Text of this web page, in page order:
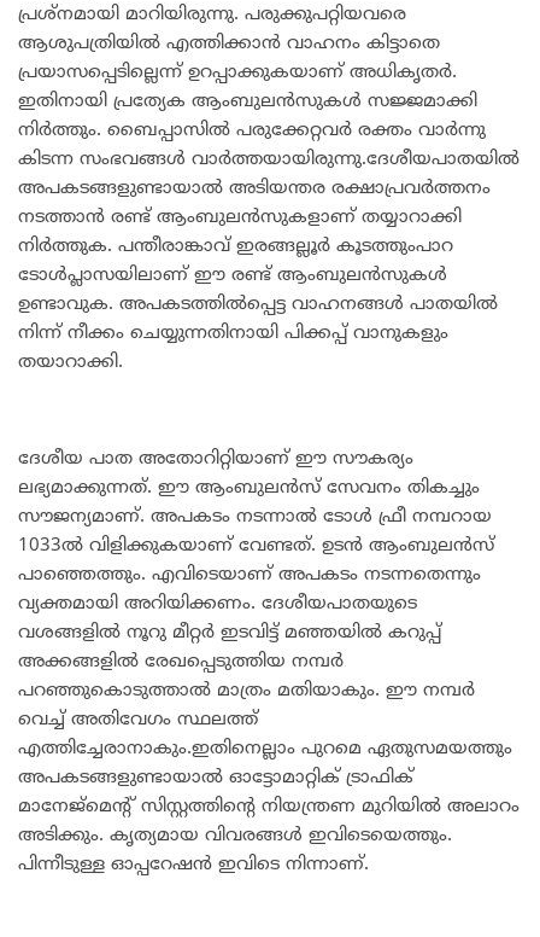
പ്രശ്നമായി മാറിയിരുന്നു. പരുക്കുപറ്റിയവരെ
ആശുപത്രിയിൽ എത്തിക്കാൻ വാഹനം കിട്ടാതെ
പ്രയാസപ്പെടില്ലെന്ന് ഉറപ്പാക്കുകയാണ് അധികൃതർ.
ഇതിനായി പ്രത്യേക ആംബുലൻസുകൾ സജ്ജമാക്കി
നിർത്തും. ബൈപ്പാസിൽ പരുക്കേറ്റവർ രക്തം വാർന്നു
കിടന്ന സംഭവങ്ങൾ വാർത്തയായിരുന്നു.ദേശീയപാതയിൽ
അപകടങ്ങളുണ്ടായാൽ അടിയന്തര രക്ഷാപ്രവർത്തനം
നടത്താൻ രണ്ട് ആംബുലൻസുകളാണ് തയ്യാറാക്കി
നിർത്തുക. പന്തീരാങ്കാവ് ഇരങ്ങല്ലൂർ കൂടത്തുംപാറ
ടോൾപ്ലാസയിലാണ് ഈ രണ്ട് ആംബുലൻസുകൾ
ഉണ്ടാവുക. അപകടത്തിൽപ്പെട്ട വാഹനങ്ങൾ പാതയിൽ
നിന്ന് നീക്കം ചെയ്യുന്നതിനായി പിക്കപ്പ് വാനുകളും
തയാറാക്കി.
ദേശീയ പാത അതോറിറ്റിയാണ് ഈ സൗകര്യം
ലഭ്യമാക്കുന്നത്. ഈ ആംബുലൻസ് സേവനം തികച്ചും
സൗജന്യമാണ്. അപകടം നടന്നാൽ ടോൾ ഫ്രീ നമ്പറായ
1033ൽ വിളിക്കുകയാണ് വേണ്ടത്. ഉടൻ ആംബുലൻസ്
പാഞ്ഞെത്തും. എവിടെയാണ് അപകടം നടന്നതെന്നും
വ്യക്തമായി അറിയിക്കണം. ദേശീയപാതയുടെ
വശങ്ങളിൽ നൂറു മീറ്റർ ഇടവിട്ട് മഞ്ഞയിൽ കറുപ്പ്
അക്കങ്ങളിൽ രേഖപ്പെടുത്തിയ നമ്പർ
പറഞ്ഞുകൊടുത്താൽ മാത്രം മതിയാകും. ഈ നമ്പർ
വെച്ച് അതിവേഗം സ്ഥലത്ത്
എത്തിച്ചേരാനാകും.ഇതിനെല്ലാം പുറമെ ഏതുസമയത്തും
അപകടങ്ങളുണ്ടായാല്‍ ഓട്ടോമാറ്റിക് ട്രാഫിക്
മാനേജ്മെന്റ് സിസ്റ്റത്തിന്റെ നിയന്ത്രണ മുറിയില്‍ അലാറം
അടിക്കും. കൃത്യമായ വിവരങ്ങൾ ഇവിടെയെത്തും.
പിന്നീടുള്ള ഓപ്പറേഷൻ ഇവിടെ നിന്നാണ്.